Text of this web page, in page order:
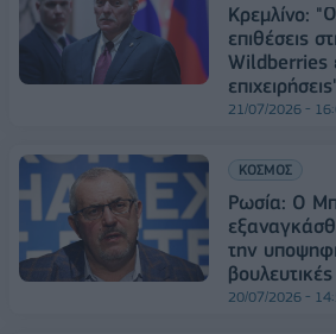
Κρεμλίνο:
επιθέσεις
Wildberries
21/07/2026 -
ΚΟΣΜΟΣ
Ρωσία: O
την
20/07/2026 -